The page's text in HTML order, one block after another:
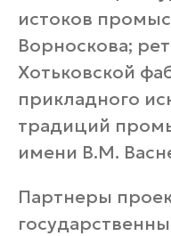
истоков
Ворноскова;
Хотьковской
прикладного
традиций
имени В.М.
Партнеры